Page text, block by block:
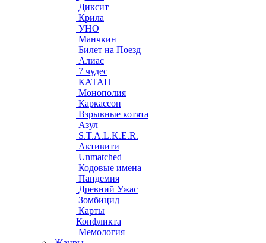
Диксит
Крила
УНО
Манчкин
Билет на Поезд
Алиас
7 чудес
КАТАН
Монополия
Каркассон
Взрывные котята
Азул
S.T.A.L.K.E.R.
Активити
Unmatched
Кодовые имена
Пандемия
Древний Ужас
Зомбицид
Карты
Конфликта
Мемология